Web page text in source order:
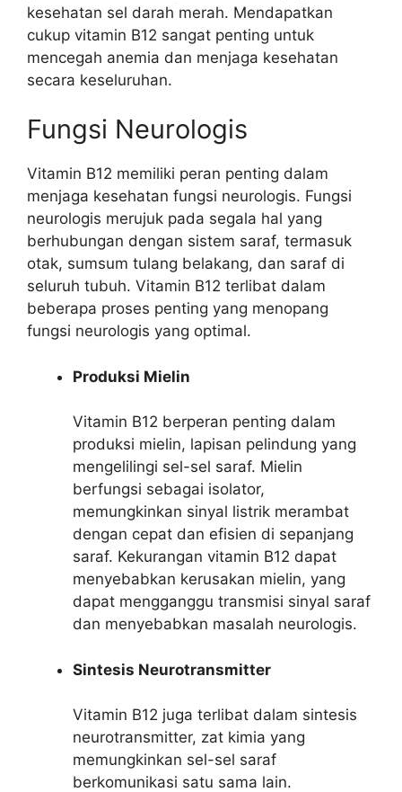
kesehatan sel darah merah. Mendapatkan
cukup vitamin B12 sangat penting untuk
mencegah anemia dan menjaga kesehatan
secara keseluruhan.
Fungsi Neurologis
Vitamin B12 memiliki peran penting dalam
menjaga kesehatan fungsi neurologis. Fungsi
neurologis merujuk pada segala hal yang
berhubungan dengan sistem saraf, termasuk
otak, sumsum tulang belakang, dan saraf di
seluruh tubuh. Vitamin B12 terlibat dalam
beberapa proses penting yang menopang
fungsi neurologis yang optimal.
Produksi Mielin
Vitamin B12 berperan penting dalam
produksi mielin, lapisan pelindung yang
mengelilingi sel-sel saraf. Mielin
berfungsi sebagai isolator,
memungkinkan sinyal listrik merambat
dengan cepat dan efisien di sepanjang
saraf. Kekurangan vitamin B12 dapat
menyebabkan kerusakan mielin, yang
dapat mengganggu transmisi sinyal saraf
dan menyebabkan masalah neurologis.
Sintesis Neurotransmitter
Vitamin B12 juga terlibat dalam sintesis
neurotransmitter, zat kimia yang
memungkinkan sel-sel saraf
berkomunikasi satu sama lain.